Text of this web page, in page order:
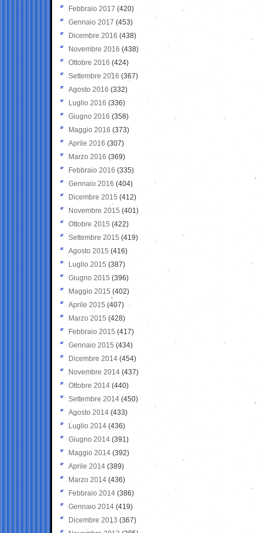
Febbraio 2017 (420)
Gennaio 2017 (453)
Dicembre 2016 (438)
Novembre 2016 (438)
Ottobre 2016 (424)
Settembre 2016 (367)
Agosto 2016 (332)
Luglio 2016 (336)
Giugno 2016 (358)
Maggio 2016 (373)
Aprile 2016 (307)
Marzo 2016 (369)
Febbraio 2016 (335)
Gennaio 2016 (404)
Dicembre 2015 (412)
Novembre 2015 (401)
Ottobre 2015 (422)
Settembre 2015 (419)
Agosto 2015 (416)
Luglio 2015 (387)
Giugno 2015 (396)
Maggio 2015 (402)
Aprile 2015 (407)
Marzo 2015 (428)
Febbraio 2015 (417)
Gennaio 2015 (434)
Dicembre 2014 (454)
Novembre 2014 (437)
Ottobre 2014 (440)
Settembre 2014 (450)
Agosto 2014 (433)
Luglio 2014 (436)
Giugno 2014 (391)
Maggio 2014 (392)
Aprile 2014 (389)
Marzo 2014 (436)
Febbraio 2014 (386)
Gennaio 2014 (419)
Dicembre 2013 (367)